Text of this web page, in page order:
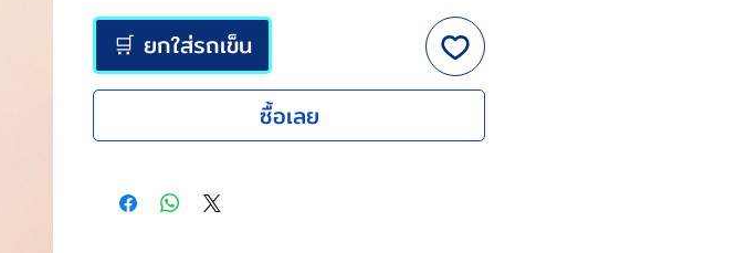
🛒 ยกใส่รถเข็น
ซื้อเลย